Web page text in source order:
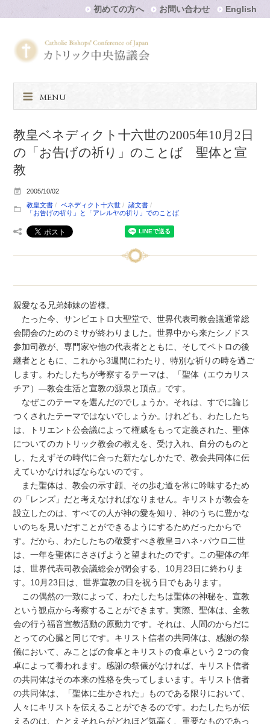
初めての方へ お問い合わせ English
MENU
教皇ベネディクト十六世の2005年10月2日
の「お告げの祈り」のことば 聖体と宣
教
2005/10/02
教皇文書
ベネディクト十六世
諸文書
「お告げの祈り」と「アレルヤの祈り」でのことば
親愛なる兄弟姉妹の皆様。
たった今、サンピエトロ大聖堂で、世界代表司教会議通常総
会開会のためのミサが終わりました。世界中から来たシノドス
参加司教が、専門家や他の代表者とともに、そしてペトロの後
継者とともに、これから3週間にわたり、特別な祈りの時を過ご
します。わたしたちが考察するテーマは、「聖体（エウカリス
チア）―教会生活と宣教の源泉と頂点」です。
なぜこのテーマを選んだのでしょうか。それは、すでに論じ
つくされたテーマではないでしょうか。けれども、わたしたち
は、トリエント公会議によって権威をもって定義された、聖体
についてのカトリック教会の教えを、受け入れ、自分のものと
し、たえずその時代に合った新たなしかたで、教会共同体に伝
えていかなければならないのです。
また聖体は、教会の示す顔、その歩む道を常に吟味するため
の「レンズ」だと考えなければなりません。キリストが教会を
設立したのは、すべての人が神の愛を知り、神のうちに豊かな
いのちを見いだすことができるようにするためだったからで
す。だから、わたしたちの敬愛すべき教皇ヨハネ･パウロ二世
は、一年を聖体にささげようと望まれたのです。この聖体の年
は、世界代表司教会議総会が閉会する、10月23日に終わりま
す。10月23日は、世界宣教の日を祝う日でもあります。
この偶然の一致によって、わたしたちは聖体の神秘を、宣教
という観点から考察することができます。実際、聖体は、全教
会の行う福音宣教活動の原動力です。それは、人間のからだに
とっての心臓と同じです。キリスト信者の共同体は、感謝の祭
儀において、みことばの食卓とキリストの食卓という２つの食
卓によって養われます。感謝の祭儀がなければ、キリスト信者
の共同体はその本来の性格を失ってしまいます。キリスト信者
の共同体は、「聖体に生かされた」ものである限りにおいて、
人々にキリストを伝えることができるのです。わたしたちが伝
えるのは、たとえそれらがどれほど気高く、重要なものであっ